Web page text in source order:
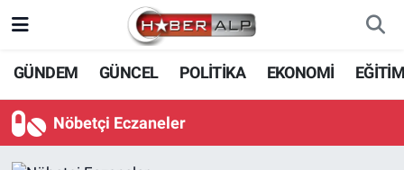
GÜNDEM GÜNCEL POLİTİKA EKONOMİ
Nöbetçi Eczaneler
Nöbetçi Eczaneler
Hava Durumu